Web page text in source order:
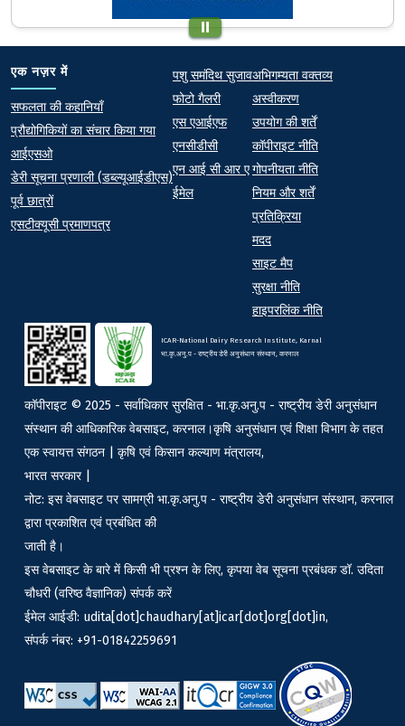
एक नज़र में
At a Glance
सफलता की कहानियाँ
प्रौद्योगिकियों का संचार किया गया
आईएसओ
डेरी सूचना प्रणाली (डब्ल्यूआईडीएस)
पूर्व छात्रों
एसटीक्यूसी प्रमाणपत्र
Quick links
पशु समंदिथ सुजाव
फोटो गैलरी
एस एआईएफ
एनसीडीसी
एन आई सी आर ए
ईमेल
Footer
अभिगम्यता वक्तव्य
अस्वीकरण
उपयोग की शर्तें
कॉपीराइट नीति
गोपनीयता नीति
नियम और शर्तें
प्रतिक्रिया
मदद
साइट मैप
सुरक्षा नीति
हाइपरलिंक नीति
ICAR-National Dairy Research Institute, Karnal
भा.कृ.अनु.प - राष्ट्रीय डेरी अनुसंधान संस्थान, करनाल
कॉपीराइट © 2025 - सर्वाधिकार सुरक्षित - भा.कृ.अनु.प - राष्ट्रीय डेरी अनुसंधान
संस्थान की आधिकारिक वेबसाइट, करनाल।कृषि अनुसंधान एवं शिक्षा विभाग के तहत
एक स्वायत्त संगठन | कृषि एवं किसान कल्याण मंत्रालय,
भारत सरकार |
नोट: इस वेबसाइट पर सामग्री भा.कृ.अनु.प - राष्ट्रीय डेरी अनुसंधान संस्थान, करनाल
द्वारा प्रकाशित एवं प्रबंधित की
जाती है।
इस वेबसाइट के बारे में किसी भी प्रश्न के लिए, कृपया वेब सूचना प्रबंधक डॉ. उदिता
चौधरी (वरिष्ठ वैज्ञानिक) संपर्क करें
ईमेल आईडी: udita[dot]chaudhary[at]icar[dot]org[dot]in,
संपर्क नंबर: +91-01842259691